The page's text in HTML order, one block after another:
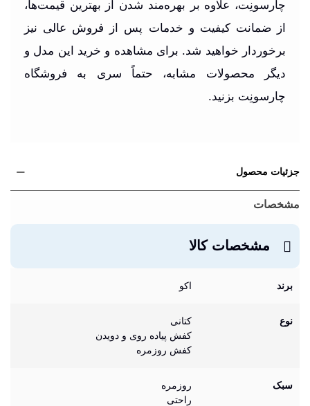
چارسونِت، علاوه بر بهره‌مند شدن از بهترین قیمت‌ها،
از ضمانت کیفیت و خدمات پس از فروش عالی نیز
برخوردار خواهید شد. برای مشاهده و خرید این مدل و
دیگر محصولات مشابه، حتماً سری به فروشگاه
چارسونِت بزنید.
جزئیات محصول
مشخصات
مشخصات کالا
برند اکو
نوع
کتانی
کفش پیاده روی و دویدن
کفش روزمره
سبک
روزمره
راحتی